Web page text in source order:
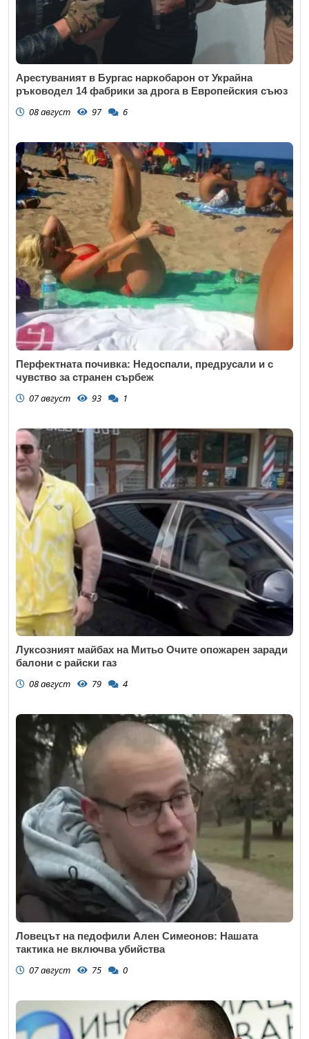
Арестуваният в Бургас наркобарон от Украйна
ръководел 14 фабрики за дрога в Европейския съюз
08 август 97 6
Перфектната почивка: Недоспали, предрусали и с
чувство за странен сърбеж
07 август 93 1
Луксозният майбах на Митьо Очите опожарен заради
балони с райски газ
08 август 79 4
Ловецът на педофили Ален Симеонов: Нашата
тактика не включва убийства
07 август 75 0